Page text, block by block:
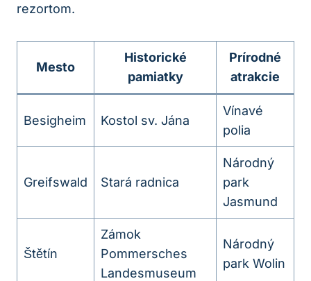
rezortom.
Mesto
Historické
pamiatky
Prírodné
atrakcie
Besigheim Kostol sv. Jána
Vínavé
polia
Greifswald Stará radnica
Národný
park
Jasmund
Štětín
Zámok
Pommersches
Landesmuseum
Národný
park Wolin